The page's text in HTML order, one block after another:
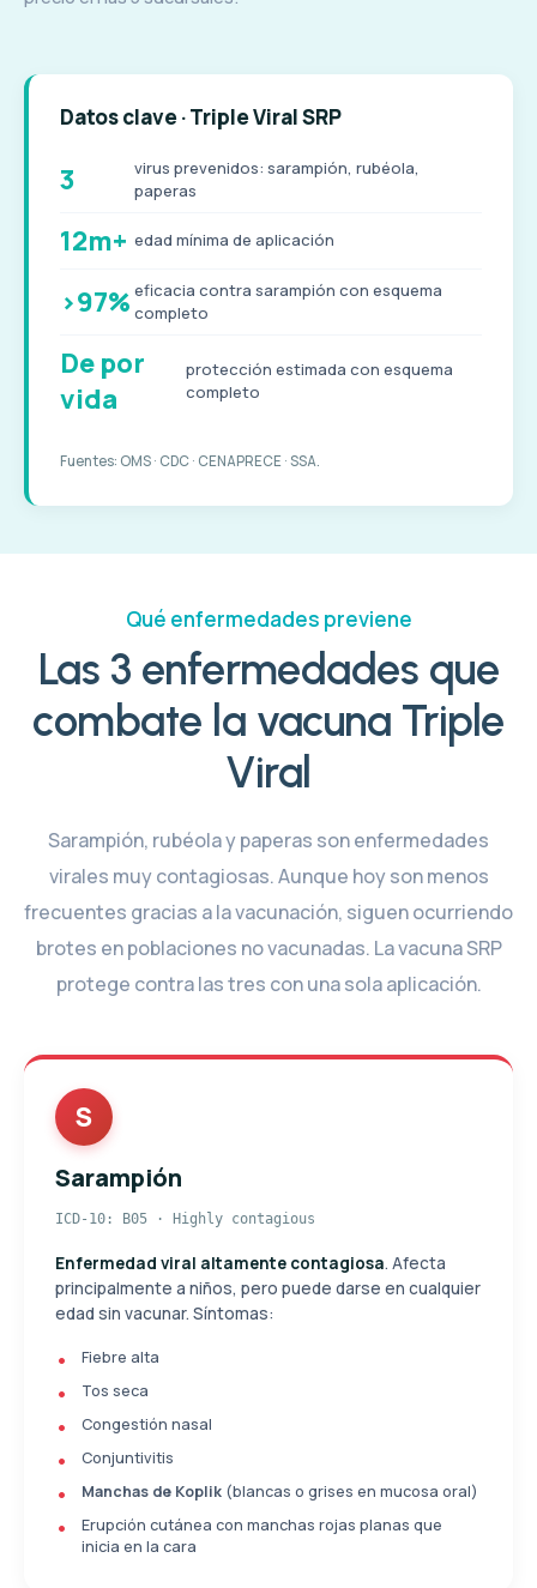
Datos clave · Triple Viral SRP
3
virus prevenidos: sarampión, rubéola,
paperas
12m+ edad mínima de aplicación
>97% eficacia contra sarampión con esquema
completo
De por
vida
protección estimada con esquema
completo
Fuentes: OMS · CDC · CENAPRECE · SSA.
Qué enfermedades previene
Las 3 enfermedades que
combate la vacuna Triple
Viral
Sarampión, rubéola y paperas son enfermedades
virales muy contagiosas. Aunque hoy son menos
frecuentes gracias a la vacunación, siguen ocurriendo
brotes en poblaciones no vacunadas. La vacuna SRP
protege contra las tres con una sola aplicación.
S
Sarampión
ICD-10: B05 · Highly contagious
Enfermedad viral altamente contagiosa. Afecta
principalmente a niños, pero puede darse en cualquier
edad sin vacunar. Síntomas:
Fiebre alta
Tos seca
Congestión nasal
Conjuntivitis
Manchas de Koplik (blancas o grises en mucosa oral)
Erupción cutánea con manchas rojas planas que
inicia en la cara